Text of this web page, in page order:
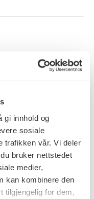
gi innhold og
sosiale
trafikken vår. Vi deler
bruker nettstedet
medier,
kan kombinere den
tilgjengelig for dem,